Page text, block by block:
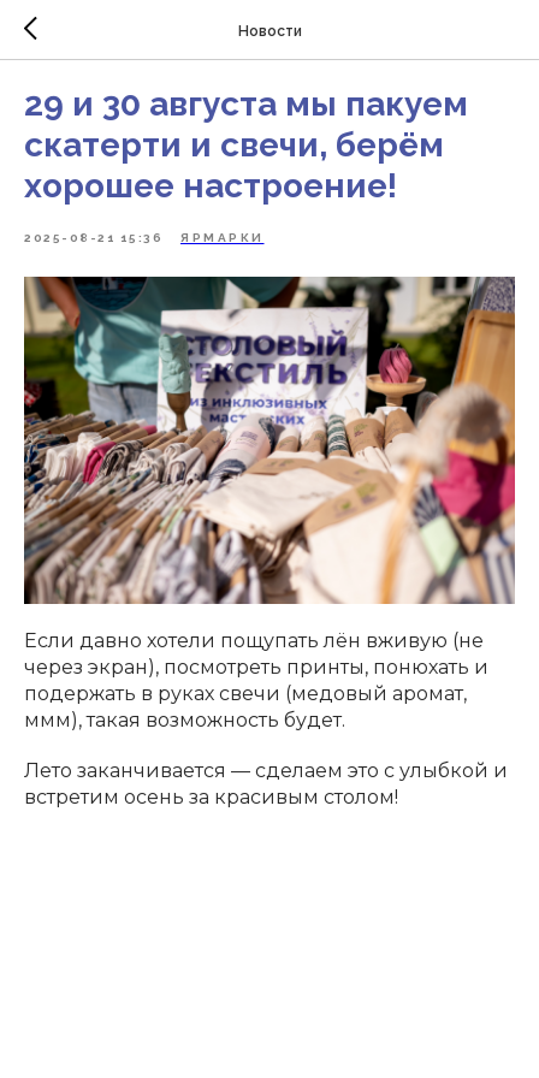
Новости
29 и 30 августа мы пакуем
скатерти и свечи, берём
хорошее настроение!
2025-08-21 15:36 ЯРМАРКИ
Если давно хотели пощупать лён вживую (не
через экран), посмотреть принты, понюхать и
подержать в руках свечи (медовый аромат,
ммм), такая возможность будет.
Лето заканчивается — сделаем это с улыбкой и
встретим осень за красивым столом!